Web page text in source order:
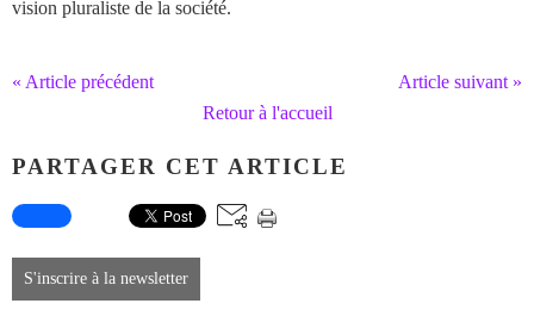
vision pluraliste de la société.
« Article précédent
Article suivant »
Retour à l'accueil
PARTAGER CET ARTICLE
S'inscrire à la newsletter